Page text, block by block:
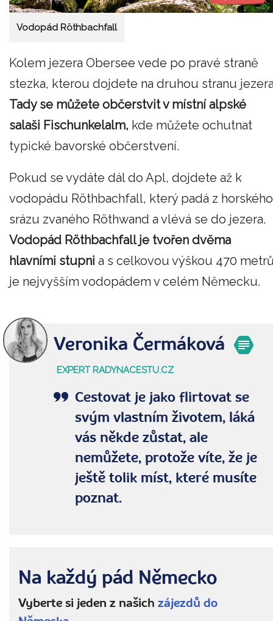
Vodopád Röthbachfall
Kolem jezera Obersee vede po pravé straně
stezka, kterou dojdete na druhou stranu
Tady se můžete občerstvit v místní alpské
salaši Fischunkelalm, kde můžete ochutnat
typické bavorské občerstvení.
Pokud se vydáte dál do Apl, dojdete až k
vodopádu Röthbachfall, který padá z horského
srázu zvaného Röthwand a vlévá se do jezera.
Vodopád Röthbachfall je tvořen dvěma
hlavními stupni a s celkovou výškou 470
je nejvyšším vodopádem v celém Německu.
Veronika Čermáková
EXPERT RADYNACESTU.CZ
Cestovat je jako flirtovat se
svým vlastním životem, láká
vás někde zůstat, ale
nemůžete, protože víte, že je
ještě tolik míst, které musíte
poznat.
Na každý pád Německo
Vyberte si jeden z našich zájezdů do